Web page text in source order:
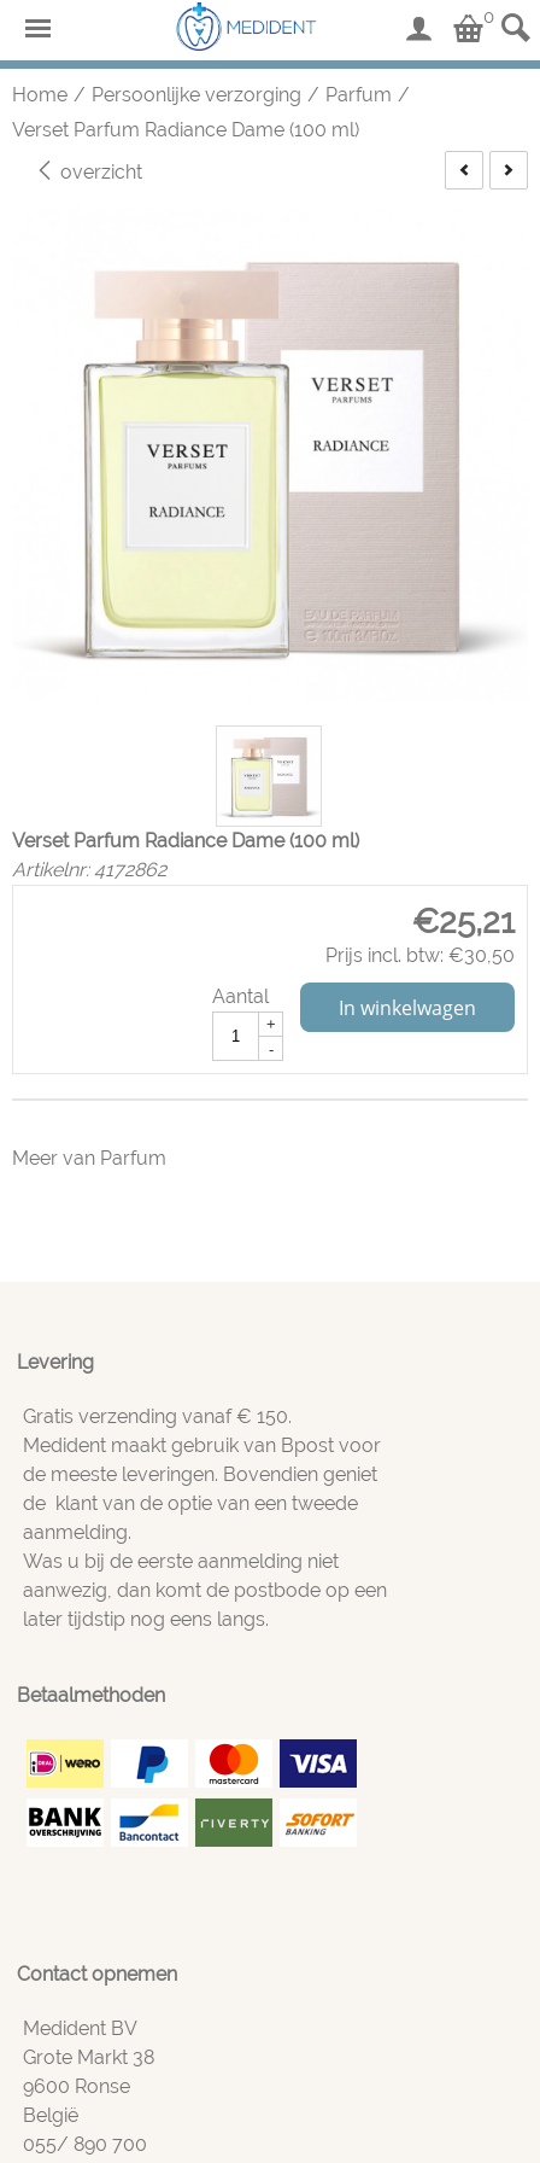
0
Home / Persoonlijke verzorging / Parfum /
Verset Parfum Radiance Dame (100 ml)
overzicht
Verset Parfum Radiance Dame (100 ml)
Artikelnr: 4172862
€25,21
Prijs incl. btw: €30,50
Aantal
+
-
In winkelwagen
Meer van Parfum
Levering
Gratis verzending vanaf € 150.
Medident maakt gebruik van Bpost voor
de meeste leveringen. Bovendien geniet
de klant van de optie van een tweede
aanmelding.
Was u bij de eerste aanmelding niet
aanwezig, dan komt de postbode op een
later tijdstip nog eens langs.
Betaalmethoden
Contact opnemen
Medident BV
Grote Markt 38
9600 Ronse
België
055/ 890 700